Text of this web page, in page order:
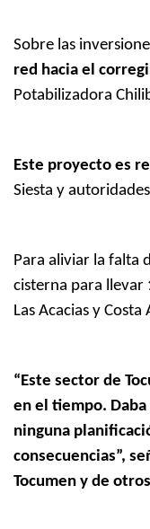
Sobre las
red hacia el
Potabilizadora
Este proyecto es
Siesta y
Para aliviar la falta
cisterna para llevar
Las Acacias y
“Este sector de
en el tiempo.
ninguna
consecuencias”,
Tocumen y de